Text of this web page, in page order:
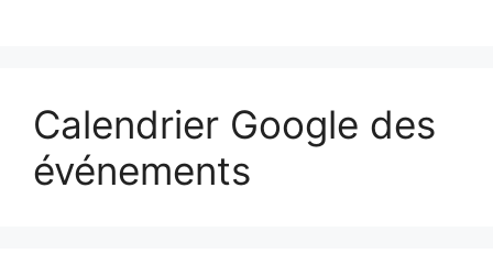
Calendrier Google des
événements